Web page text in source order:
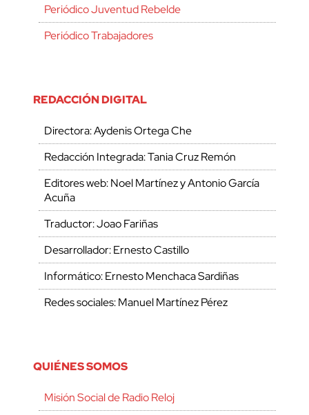
Periódico Juventud Rebelde
Periódico Trabajadores
REDACCIÓN DIGITAL
Directora: Aydenis Ortega Che
Redacción Integrada: Tania Cruz Remón
Editores web: Noel Martínez y Antonio García
Acuña
Traductor: Joao Fariñas
Desarrollador: Ernesto Castillo
Informático: Ernesto Menchaca Sardiñas
Redes sociales: Manuel Martínez Pérez
QUIÉNES SOMOS
Misión Social de Radio Reloj